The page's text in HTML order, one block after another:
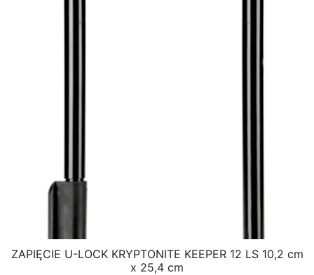
ZAPIĘCIE U-LOCK KRYPTONITE KEEPER 12 LS 10,2 cm
x 25,4 cm